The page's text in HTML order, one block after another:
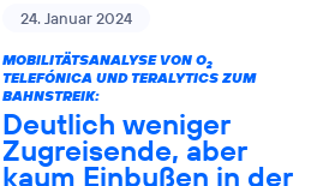
24. Januar 2024
MOBILITÄTSANALYSE VON O2
TELEFÓNICA UND TERALYTICS ZUM
BAHNSTREIK:
Deutlich weniger
Zugreisende, aber
kaum Einbußen in der